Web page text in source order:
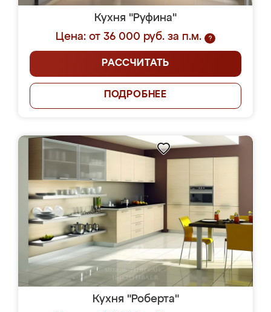
Кухня "Руфина"
Цена: от 36 000 руб. за п.м.
?
РАССЧИТАТЬ
ПОДРОБНЕЕ
Кухня "Роберта"